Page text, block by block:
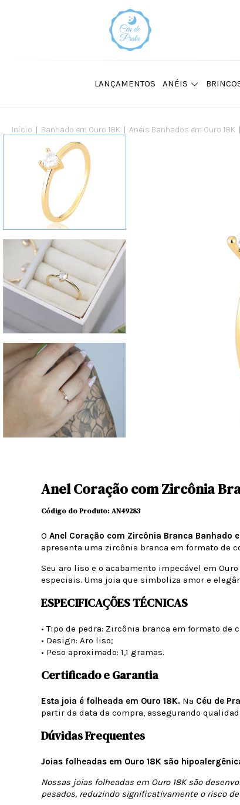
LANÇAMENTOS ANÉIS
Início | Banhado em Ouro 18K | Anéis Banhados em Ouro 18K |
Anel Coração com Zircônia
Código do Produto: AN49283
O Anel Coração com Zircônia Branca Banhado
apresenta uma zircônia branca em formato de
Seu aro liso e o acabamento impecável em
especiais. Uma joia que simboliza amor e
ESPECIFICAÇÕES TÉCNICAS
• Tipo de pedra: Zircônia branca em formato de
• Design: Aro liso;
• Peso aproximado: 1,1 gramas.
Certificado e Garantia
Esta joia é folheada em Ouro 18K. Na Céu de
partir da data da compra, assegurando
Dúvidas Frequentes
Joias folheadas em Ouro 18K são
Nossas joias folheadas em Ouro 18K são
pesados, reduzindo significativamente o risco de